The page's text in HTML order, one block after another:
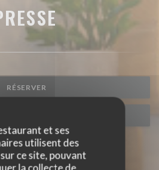
et ses
utilisent des
ce site, pouvant
RÉSERVER